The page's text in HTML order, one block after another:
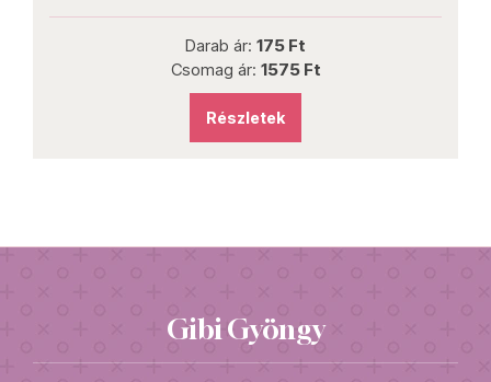
Darab ár: 175 Ft
Csomag ár: 1575 Ft
Részletek
Gibi Gyöngy